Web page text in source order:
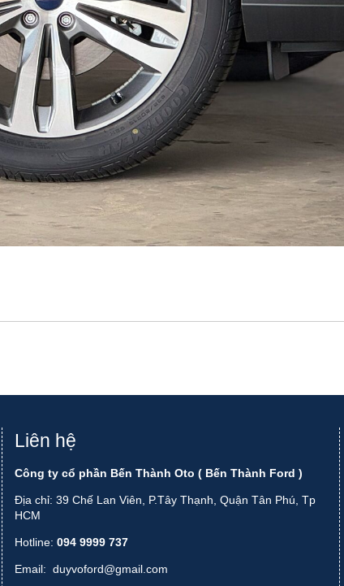
Liên hệ
Công ty cổ phần Bến Thành Oto ( Bến Thành Ford )
Địa chỉ: 39 Chế Lan Viên, P.Tây Thạnh, Quận Tân Phú, Tp
HCM
Hotline: 094 9999 737
Email: duyvoford@gmail.com